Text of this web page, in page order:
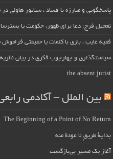
پاسخگویی و مبارزه با فساد ، سناتور هاولی
تعجیل فرج: دعا برای ظهور، حکومت یا
فقیه غایب ، بازی با کلمات یا حقیقتی
سیاستگذاری و چهارچوب فکری در بیان
the absent jurist
بین الملل – آکادمی
The Beginning of a Point of No Return
بداية طريقٍ لا عودة منه
آغاز یک مسیر بی‌بازگشت